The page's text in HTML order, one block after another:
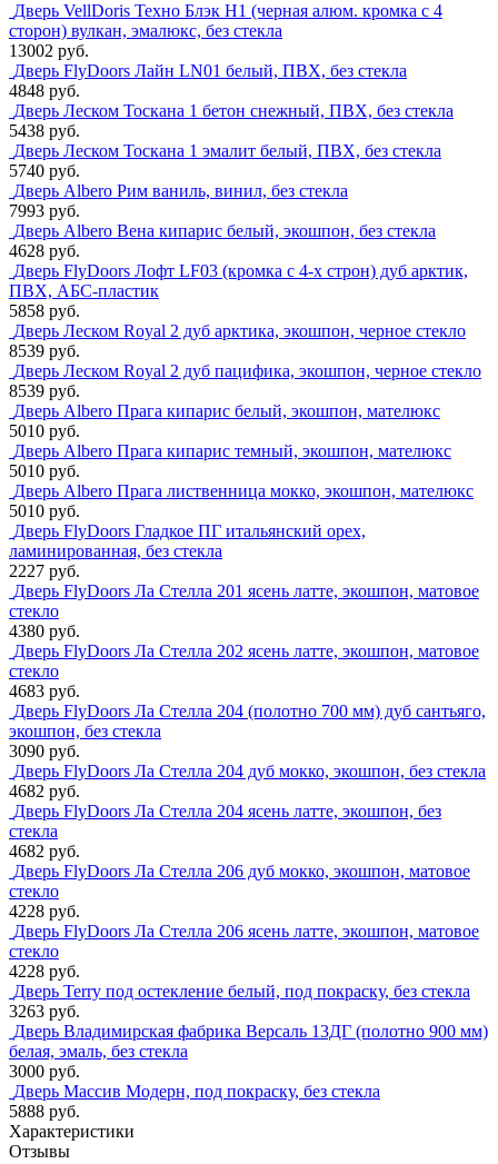
Дверь VellDoris Техно Блэк H1 (черная алюм. кромка с 4
сторон) вулкан, эмалюкс, без стекла
13002 руб.
Дверь FlyDoors Лайн LN01 белый, ПВХ, без стекла
4848 руб.
Дверь Леском Тоскана 1 бетон снежный, ПВХ, без стекла
5438 руб.
Дверь Леском Тоскана 1 эмалит белый, ПВХ, без стекла
5740 руб.
Дверь Albero Рим ваниль, винил, без стекла
7993 руб.
Дверь Albero Вена кипарис белый, экошпон, без стекла
4628 руб.
Дверь FlyDoors Лофт LF03 (кромка с 4-х строн) дуб арктик,
ПВХ, АБС-пластик
5858 руб.
Дверь Леском Royal 2 дуб арктика, экошпон, черное стекло
8539 руб.
Дверь Леском Royal 2 дуб пацифика, экошпон, черное стекло
8539 руб.
Дверь Albero Прага кипарис белый, экошпон, мателюкс
5010 руб.
Дверь Albero Прага кипарис темный, экошпон, мателюкс
5010 руб.
Дверь Albero Прага лиственница мокко, экошпон, мателюкс
5010 руб.
Дверь FlyDoors Гладкое ПГ итальянский орех,
ламинированная, без стекла
2227 руб.
Дверь FlyDoors Ла Стелла 201 ясень латте, экошпон, матовое
стекло
4380 руб.
Дверь FlyDoors Ла Стелла 202 ясень латте, экошпон, матовое
стекло
4683 руб.
Дверь FlyDoors Ла Стелла 204 (полотно 700 мм) дуб сантьяго,
экошпон, без стекла
3090 руб.
Дверь FlyDoors Ла Стелла 204 дуб мокко, экошпон, без стекла
4682 руб.
Дверь FlyDoors Ла Стелла 204 ясень латте, экошпон, без
стекла
4682 руб.
Дверь FlyDoors Ла Стелла 206 дуб мокко, экошпон, матовое
стекло
4228 руб.
Дверь FlyDoors Ла Стелла 206 ясень латте, экошпон, матовое
стекло
4228 руб.
Дверь Terry под остекление белый, под покраску, без стекла
3263 руб.
Дверь Владимирская фабрика Версаль 13ДГ (полотно 900 мм)
белая, эмаль, без стекла
3000 руб.
Дверь Массив Модерн, под покраску, без стекла
5888 руб.
Характеристики
Отзывы